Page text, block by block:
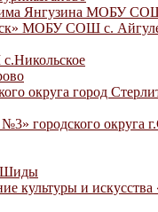
Янгузина МОБУ
МОБУ СОШ с.
округа город
городского округа
Шиды
культуры и